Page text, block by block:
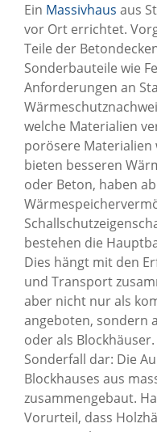
Ein Massivhaus aus
vor Ort errichtet.
Teile der
Sonderbauteile wie
Anforderungen an
welche Materialien
porösere Materialien
bieten besseren
oder Beton, haben
bestehen die
Dies hängt mit den
und Transport
aber nicht nur als
angeboten, sondern
oder als
Sonderfall dar: Die
Blockhauses aus
zusammengebaut.
Vorurteil, dass